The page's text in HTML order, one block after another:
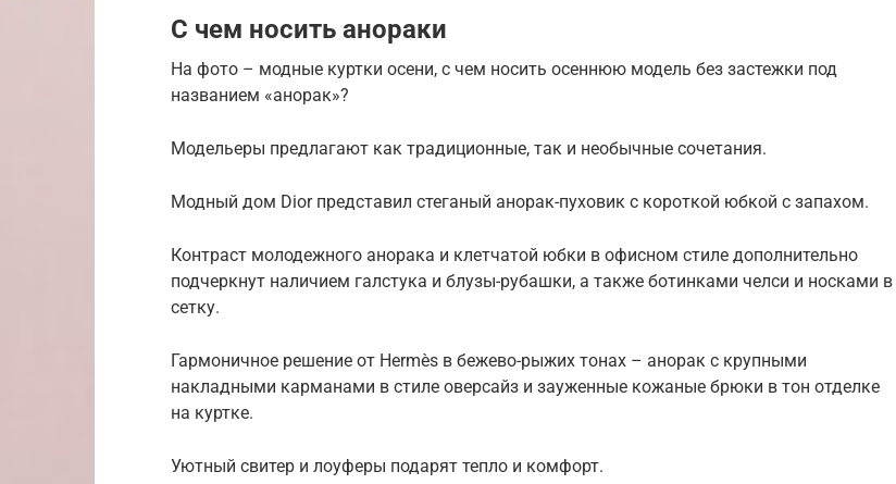
С чем носить анораки
На фото – модные куртки осени, с чем носить осеннюю модель без застежки под
названием «анорак»?
Модельеры предлагают как традиционные, так и необычные сочетания.
Модный дом Dior представил стеганый анорак-пуховик с короткой юбкой с запахом.
Контраст молодежного анорака и клетчатой юбки в офисном стиле дополнительно
подчеркнут наличием галстука и блузы-рубашки, а также ботинками челси и носками в
сетку.
Гармоничное решение от Hermès в бежево-рыжих тонах – анорак с крупными
накладными карманами в стиле оверсайз и зауженные кожаные брюки в тон отделке
на куртке.
Уютный свитер и лоуферы подарят тепло и комфорт.